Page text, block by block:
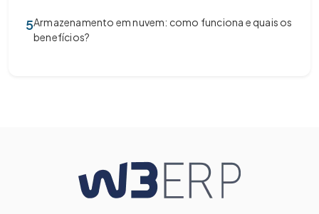
5Armazenamento em nuvem: como funciona e quais os
benefícios?